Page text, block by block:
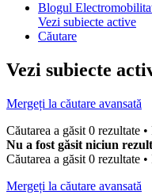
Blogul
Vezi subiecte active
Căutare
Vezi subiecte
Mergeți la căutare avansată
Căutarea a găsit 0 rezultate •
Nu a fost găsit niciun
Căutarea a găsit 0 rezultate •
Mergeți la căutare avansată